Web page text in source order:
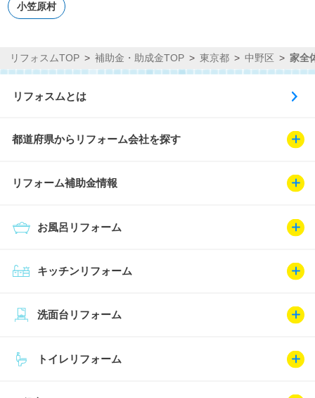
小笠原村
リフォスムTOP 補助金・助成金TOP 東京都 中野区 家全
リフォスムとは
都道府県からリフォーム会社を探す
リフォーム補助金情報
キッチンリフォーム
お風呂リフォーム
トイレリフォーム
洗面台リフォーム